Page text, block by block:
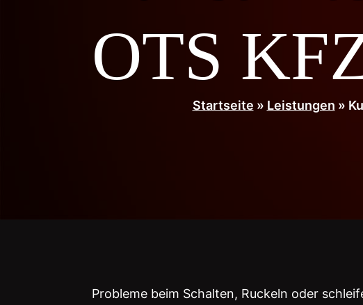
OTS
Startseite » Leistungen »
Probleme beim Schalten, Ruckeln oder